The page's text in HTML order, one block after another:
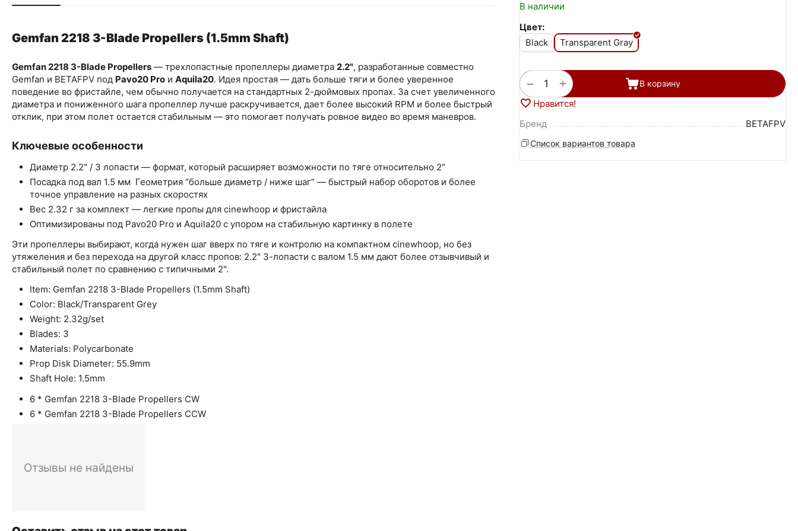
В наличии
Цвет:
Black
Transparent Gray
+
− В корзину
Нравится!
Бренд
BETAFPV
Список вариантов товара
Gemfan 2218 3-Blade Propellers (1.5mm Shaft)
Gemfan 2218 3-Blade Propellers — трехлопастные пропеллеры диаметра 2.2", разработанные совместно
Gemfan и BETAFPV под Pavo20 Pro и Aquila20. Идея простая — дать больше тяги и более уверенное
поведение во фристайле, чем обычно получается на стандартных 2-дюймовых пропах. За счет увеличенного
диаметра и пониженного шага пропеллер лучше раскручивается, дает более высокий RPM и более быстрый
отклик, при этом полет остается стабильным — это помогает получать ровное видео во время маневров.
Ключевые особенности
Диаметр 2.2" / 3 лопасти — формат, который расширяет возможности по тяге относительно 2"
Посадка под вал 1.5 мм Геометрия “больше диаметр / ниже шаг” — быстрый набор оборотов и более
точное управление на разных скоростях
Вес 2.32 г за комплект — легкие пропы для cinewhoop и фристайла
Оптимизированы под Pavo20 Pro и Aquila20 с упором на стабильную картинку в полете
Эти пропеллеры выбирают, когда нужен шаг вверх по тяге и контролю на компактном cinewhoop, но без
утяжеления и без перехода на другой класс пропов: 2.2" 3-лопасти с валом 1.5 мм дают более отзывчивый и
стабильный полет по сравнению с типичными 2".
Item: Gemfan 2218 3-Blade Propellers (1.5mm Shaft)
Color: Black/Transparent Grey
Weight: 2.32g/set
Blades: 3
Materials: Polycarbonate
Prop Disk Diameter: 55.9mm
Shaft Hole: 1.5mm
6 * Gemfan 2218 3-Blade Propellers CW
6 * Gemfan 2218 3-Blade Propellers CCW
Отзывы не найдены